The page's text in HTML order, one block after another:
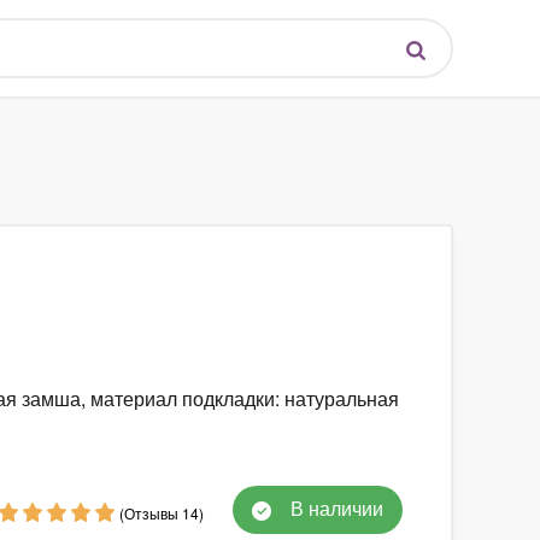
замша, материал подкладки: натуральная
(Отзывы 14) В наличии